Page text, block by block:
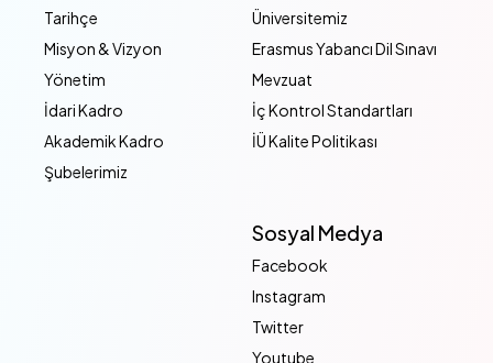
Tarihçe
Misyon & Vizyon
Yönetim
İdari Kadro
Akademik Kadro
Şubelerimiz
Üniversitemiz
Erasmus Yabancı Dil Sınavı
Mevzuat
İç Kontrol Standartları
İÜ Kalite Politikası
Sosyal Medya
Facebook
Instagram
Twitter
Youtube